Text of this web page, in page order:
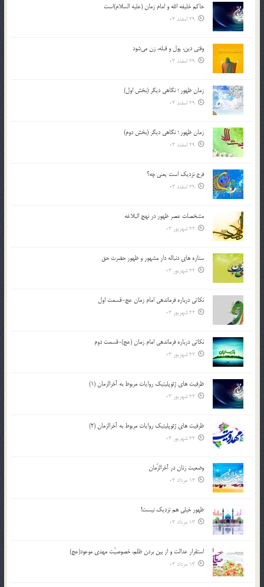
حاکم خليفه الله و امام زمان (علیه السلام)است
29 اسفند 03
وقتی دین، پول و قبله، زن می‌شود
29 اسفند 03
زمان ظهور ؛ نگاهی دیگر (بخش اول)
29 اسفند 03
زمان ظهور ؛ نگاهی دیگر (بخش دوم)
29 اسفند 03
فرج نزدیک است یعنی چه؟
29 اسفند 03
مشخصات عصر ظهور در نهج البلاغه
22 شهریور 03
ستاره های دنباله دار مشهور و ظهور حضرت حق
22 شهریور 03
نکاتى درباره فرماندهى امام زمان عج-قسمت اول
22 شهریور 03
نکاتى درباره فرماندهى امام زمان (عج)-قسمت دوم
22 شهریور 03
ظرفیت های ژئوپلیتیک روایات مربوط به آخرالزمان (1)
22 شهریور 03
ظرفیت های ژئوپلیتیک روایات مربوط به آخرالزمان (2)
22 شهریور 03
وضعیت زنان در آخرالزّمان
13 مرداد 03
ظهور خیلی هم نزدیک نیست!
13 مرداد 03
استقرار عدالت و از بين بردن ظلم، خصوصيّت مهدي موعود(عج)
13 مرداد 03